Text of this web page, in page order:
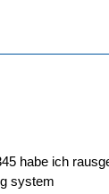
habe ich
system